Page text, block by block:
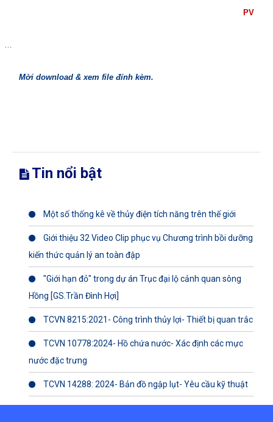
PV
Mời download & xem file đính kèm.
Tin nổi bật
Một số thống kê về thủy điện tích năng trên thế giới
Giới thiệu 32 Video Clip phục vụ Chương trình bồi dưỡng
kiến thức quản lý an toàn đập
"Giới hạn đỏ" trong dự án Trục đại lộ cảnh quan sông
Hồng [GS.Trần Đình Hợi]
TCVN 8215:2021- Công trình thủy lợi- Thiết bị quan trắc
TCVN 10778:2024- Hồ chứa nước- Xác định các mực
nước đặc trưng
TCVN 14288: 2024- Bản đồ ngập lụt- Yêu cầu kỹ thuật